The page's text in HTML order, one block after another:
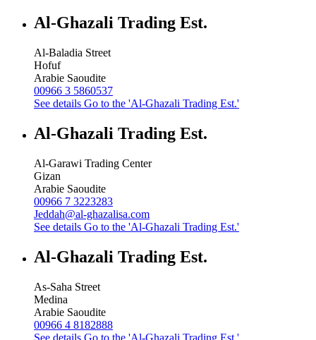
Al-Ghazali Trading Est.
Al-Baladia Street
Hofuf
Arabie Saoudite
00966 3 5860537
See details Go to the 'Al-Ghazali Trading Est.'
Al-Ghazali Trading Est.
Al-Garawi Trading Center
Gizan
Arabie Saoudite
00966 7 3223283
Jeddah@al-ghazalisa.com
See details Go to the 'Al-Ghazali Trading Est.'
Al-Ghazali Trading Est.
As-Saha Street
Medina
Arabie Saoudite
00966 4 8182888
See details Go to the 'Al-Ghazali Trading Est.'